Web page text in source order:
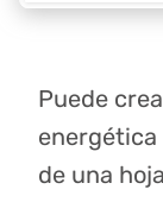
Puede
de una